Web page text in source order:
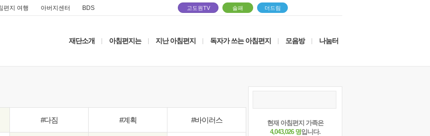
편지 여행 아버지센터 BDS 고도원TV 솔패 더드림
재단소개 아침편지는 지난 아침편지 독자가 쓰는 아침편지 모음방 나눔터
#다짐 #계획 #바이러스
현재 아침편지 가족은
4,043,026 명입니다.